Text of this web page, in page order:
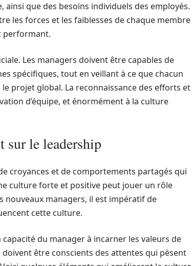
que des besoins individuels des employés.
les forces et les faiblesses de chaque membre
performant.
Les managers doivent être capables de
spécifiques, tout en veillant à ce que chacun
projet global. La reconnaissance des efforts et
d’équipe, et énormément à la culture
sur le leadership
croyances et de comportements partagés qui
culture forte et positive peut jouer un rôle
nouveaux managers, il est impératif de
cette culture.
du manager à incarner les valeurs de
être conscients des attentes qui pèsent